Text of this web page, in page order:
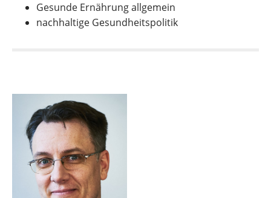
Gesunde Ernährung allgemein
nachhaltige Gesundheitspolitik